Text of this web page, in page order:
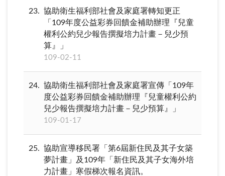
23
協助衛生福利部社會及家庭署轉知更正
「109年度公益彩券回饋金補助辦理『兒童
權利公約兒少報告撰擬培力計畫－兒少預
算』」
109-02-11
24
協助衛生福利部社會及家庭署宣傳「109年
度公益彩券回饋金補助辦理『兒童權利公約
兒少報告撰擬培力計畫－兒少預算』」
109-01-17
25
協助宣導移民署「第6屆新住民及其子女築
夢計畫」及109年「新住民及其子女海外培
力計畫」寒假梯次報名資訊。